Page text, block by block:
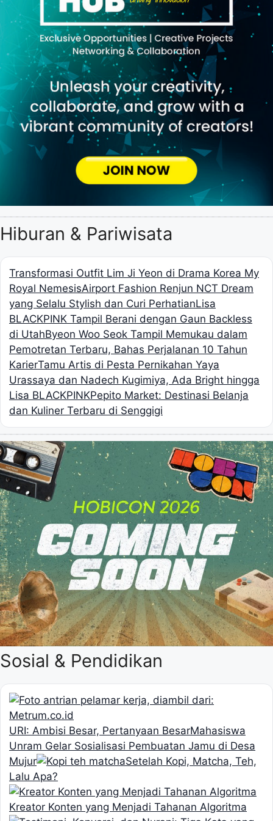
Hiburan & Pariwisata
Transformasi Outfit Lim Ji Yeon di Drama Korea My
Royal NemesisAirport Fashion Renjun NCT Dream
yang Selalu Stylish dan Curi PerhatianLisa
BLACKPINK Tampil Berani dengan Gaun Backless
di UtahByeon Woo Seok Tampil Memukau dalam
Pemotretan Terbaru, Bahas Perjalanan 10 Tahun
KarierTamu Artis di Pesta Pernikahan Yaya
Urassaya dan Nadech Kugimiya, Ada Bright hingga
Lisa BLACKPINKPepito Market: Destinasi Belanja
dan Kuliner Terbaru di Senggigi
Sosial & Pendidikan
URI: Ambisi Besar, Pertanyaan BesarMahasiswa
Unram Gelar Sosialisasi Pembuatan Jamu di Desa
Mujur
Setelah Kopi, Matcha, Teh,
Lalu Apa?
Kreator Konten yang Menjadi Tahanan Algoritma